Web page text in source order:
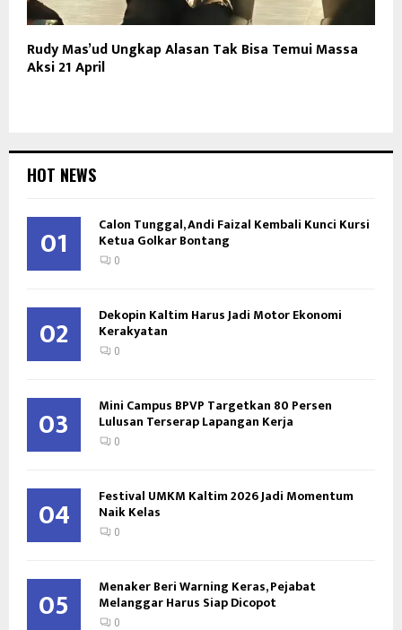
Rudy Mas’ud Ungkap Alasan Tak Bisa Temui Massa
Aksi 21 April
HOT NEWS
01 Calon Tunggal, Andi Faizal Kembali Kunci Kursi
Ketua Golkar Bontang
0
02 Dekopin Kaltim Harus Jadi Motor Ekonomi
Kerakyatan
0
03 Mini Campus BPVP Targetkan 80 Persen
Lulusan Terserap Lapangan Kerja
0
04 Festival UMKM Kaltim 2026 Jadi Momentum
Naik Kelas
0
05 Menaker Beri Warning Keras, Pejabat
Melanggar Harus Siap Dicopot
0